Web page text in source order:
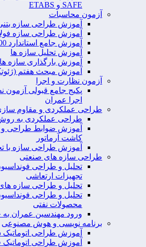
SAFE و ETABS
آزمون محاسبات
آموزش طراحی سازه
آموزش طراحی سازه
آموزش جامع استاندارد 2800
آموزش تحلیل سازه ها
آموزش بارگذاری سازه ها
آموزش مبحث هفتم
آزمون نظارت و اجرا
پکیج جامع قبولی
اجرا عمران
طراحی عملکردی و مقاوم
طراحی عملکردی به
آموزش ضوابط طراحی و
کاشت آرماتور
آموزش طراحی سازه با
طراحی سازه های صنعتی
تحلیل و طراحی
تجهیزات ارتعاشی
تحلیل و طراحی سازه های
تحلیل و طراحی
محصولات نفتی
ورود مهندسین عمران
برنامه نویسی و هوش مصنوعی
آموزش طراحی اتوماتیک
آموزش طراحی اتوماتیک